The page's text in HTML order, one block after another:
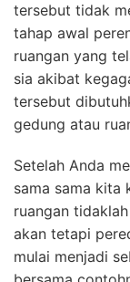
tersebut tidak
tahap awal
ruangan yang
sia akibat
tersebut
gedung atau
Setelah Anda
sama sama kita
ruangan
akan tetapi
mulai menjadi